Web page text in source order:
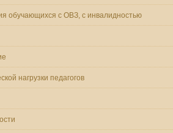
обучающихся с ОВЗ, с инвалидностью
нагрузки педагогов